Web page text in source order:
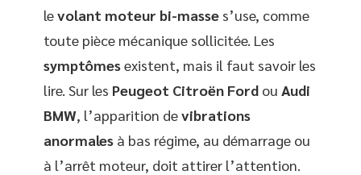
levolant moteur bi-masse s’use, comme
toute pièce mécanique sollicitée. Les
symptômesexistent, mais il faut savoir les
lire. Sur les Peugeot Citroën Ford ou Audi
BMW, l’apparition devibrations
anormales à bas régime, au démarrage ou
à l’arrêt moteur, doit attirer l’attention.